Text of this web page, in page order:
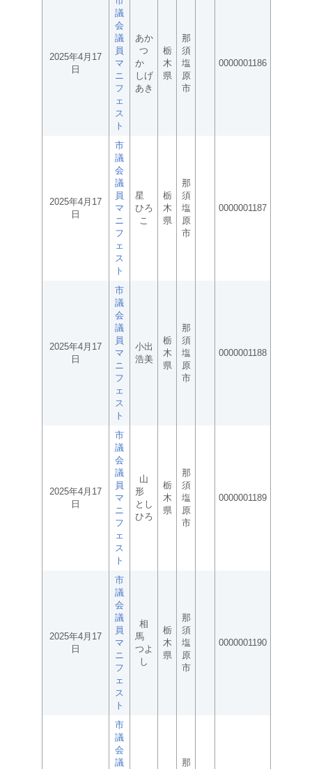
2025年4月17
日
議
会
議
員
マ
ニ
フ
ェ
ス
ト
あか
つ
か
しげ
あき
栃
木
県
那
須
塩
原
市
0000001186
2025年4月17
日
市
議
会
議
員
マ
ニ
フ
ェ
ス
ト
星
ひろ
こ
栃
木
県
那
須
塩
原
市
0000001187
2025年4月17
日
市
議
会
議
員
マ
ニ
フ
ェ
ス
ト
小出
浩美
栃
木
県
那
須
塩
原
市
0000001188
2025年4月17
日
市
議
会
議
員
マ
ニ
フ
ェ
ス
ト
山
形
とし
ひろ
栃
木
県
那
須
塩
原
市
0000001189
2025年4月17
日
市
議
会
議
員
マ
ニ
フ
ェ
ス
ト
相
馬
つよ
し
栃
木
県
那
須
塩
原
市
0000001190
市
議
会
議
那